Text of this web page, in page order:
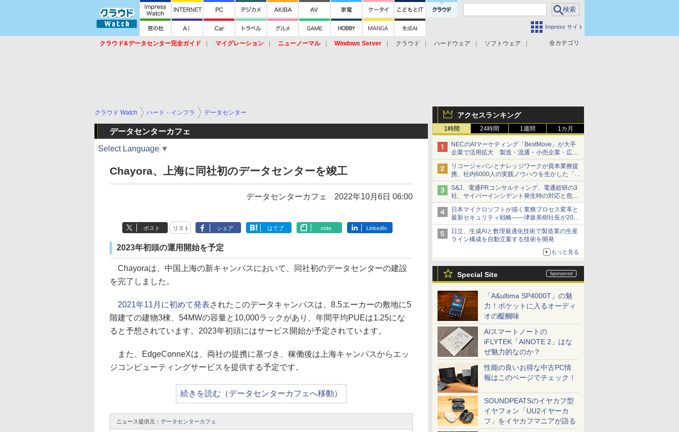
Impress サイト
全カテゴリ
クラウド&データセンター完全ガイド マイグレーション ニューノーマル Windows Server クラウド ハードウェア
ソフトウェア
アクセスランキング
1時間 24時間 1週間 1カ月
NECのAIマーケティング「BestMove」が大手
企業で活用拡大 製造・流通・小売企業・広告
代理店などが実装フェーズへ
リコージャパンとナレッジワークが資本業務提
携、社内6000人の実践ノウハウを生かした「AI
商談記録 for RICOH」を展開へ
S&J、電通PRコンサルティング、電通総研の3
社、サイバーインシデント発生時の対応と危機
管理広報を一体的に訓練するプログラムを提供
日本マイクロソフトが描く業務プロセス変革と
最新セキュリティ戦略――津坂美樹社長が2027
年度戦略を説明
日立、生成AIと数理最適化技術で製造業の生産
ライン構成を自動立案する技術を開発
もっと見る
Special Site
「A&ultima SP4000T」の魅
力！ポケットに入るオーディ
オの醍醐味
AIスマートノートの
iFLYTEK「AINOTE 2」はな
ぜ魅力的なのか？
性能の良いお得な中古PC情
報はこのページでチェック！
SOUNDPEATSのイヤカフ型
イヤフォン「UU2イヤーカ
フ」をイヤカフマニアが語る
クラウド Watch ハード・インフラ データセンター
データセンターカフェ
Select Language ▼
Chayora、上海に同社初のデータセンターを竣工
データセンターカフェ 2022年10月6日 06:00
ポスト リスト シェア はてブ note LinkedIn
2023年初頭の運用開始を予定
Chayoraは、中国上海の新キャンパスにおいて、同社初のデータセンターの建設
を完了しました。
2021年11月に初めて発表されたこのデータキャンパスは、8.5エーカーの敷地に5
階建ての建物3棟、54MWの容量と10,000ラックがあり、年間平均PUEは1.25にな
ると予想されています。2023年初頭にはサービス開始が予定されています。
また、EdgeConneXは、両社の提携に基づき、稼働後は上海キャンパスからエッ
ジコンピューティングサービスを提供する予定です。
続きを読む（データセンターカフェへ移動）
ニュース提供元： データセンターカフェ